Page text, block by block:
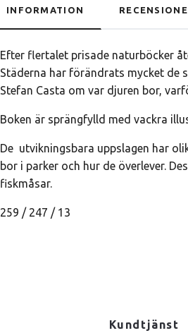
INFORMATION
Efter flertalet prisade naturböcker
Städerna har förändrats mycket de
Stefan Casta om var djuren bor,
Boken är sprängfylld med vackra
De utvikningsbara uppslagen har
bor i parker och hur de överlever.
fiskmåsar.
259 / 247 / 13
Kundtjänst